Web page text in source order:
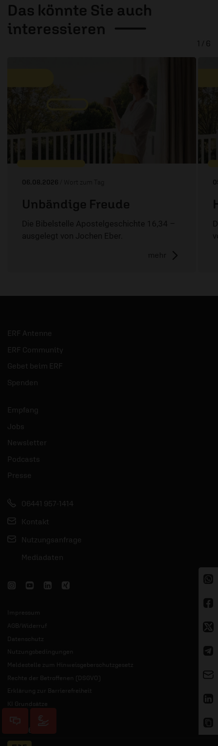
Das könnte Sie auch
interessieren
06.08.2026 / Wort zum Tag
Unbändige Freude
Die Bibelstelle Apostelgeschichte 16,34 –
ausgelegt von Jochen Eber.
mehr
1 / 6
ERF Antenne
ERF Community
Gebet beim ERF
Spenden
Empfang
Jobs
Newsletter
Podcasts
Presse
06441 957-1414
Kontakt
Nutzungsanfrage
Mediadaten
Impressum
AGB/Widerruf
Datenschutz
Nutzungsbedingungen
Meldestelle zum Hinweisgeberschutzgesetz
Rechte der Betroffenen (DSGVO)
Erklärung zur Barrierefreiheit
KI Grundsätze
© 2026 ERF